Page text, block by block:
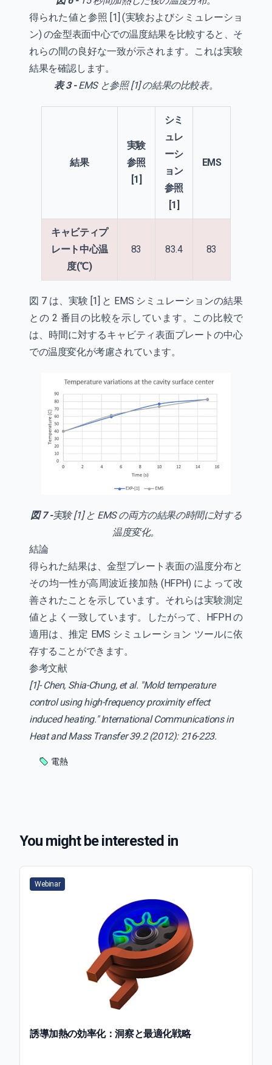
得られた値と参照 [1] (実験およびシミュレーショ
ン) の金型表面中心での温度結果を比較すると、そ
れらの間の良好な一致が示されます。これは実験
結果を確認します。
表 3 -EMS と参照 [1] の結果の比較表。
結果
実験
参照
[1]
シミ
ュレ
ーシ
ョン
参照
[1]
EMS
キャビティプ
レート中心温
度(℃)
83 83.4 83
図 7 は、実験 [1] と EMS シミュレーションの結果
との 2 番目の比較を示しています。この比較で
は、時間に対するキャビティ表面プレートの中心
での温度変化が考慮されています。
図 7 -実験 [1] と EMS の両方の結果の時間に対する
温度変化。
結論
得られた結果は、金型プレート表面の温度分布と
その均一性が高周波近接加熱 (HFPH) によって改
善されたことを示しています。それらは実験測定
値とよく一致しています。したがって、HFPH の
適用は、推定 EMS シミュレーション ツールに依
存することができます。
参考文献
[1]- Chen, Shia-Chung, et al. "Mold temperature
control using high-frequency proximity effect
induced heating." International Communications in
Heat and Mass Transfer 39.2 (2012): 216-223.
電熱
You might be interested in
Webinar
誘導加熱の効率化：洞察と最適化戦略